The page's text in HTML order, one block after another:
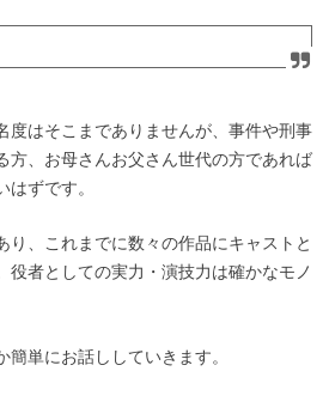
度はそこまでありませんが、事件や刑事
方、お母さんお父さん世代の方であれば
ずです。
り、これまでに数々の作品にキャストと
役者としての実力・演技力は確かなモノ
簡単にお話ししていきます。